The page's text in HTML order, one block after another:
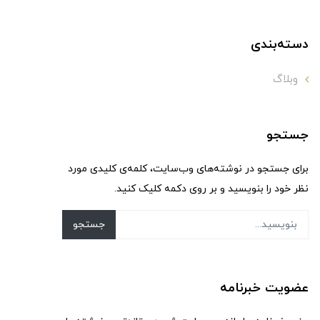
دسته‌بندی
وبلاگ
جستجو
برای جستجو در نوشته‌های وب‌سایت، کلمه‌ی کلیدی مورد
نظر خود را بنویسید و بر روی دکمه کلیک کنید.
جستجو
عضویت خبرنامه